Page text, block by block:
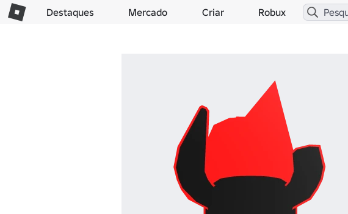
Destaques Mercado Criar Robux